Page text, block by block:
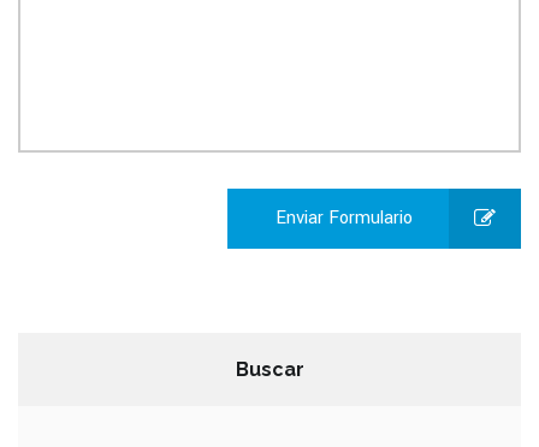
Enviar Formulario
Buscar